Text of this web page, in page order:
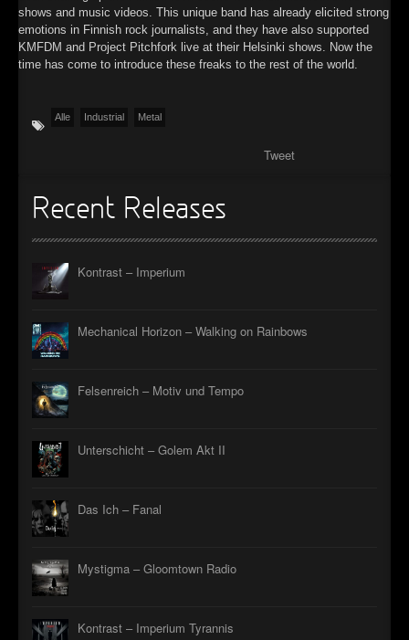
shows and music videos. This unique band has already elicited strong
emotions in Finnish rock journalists, and they have also supported
KMFDM and Project Pitchfork live at their Helsinki shows. Now the
time has come to introduce these freaks to the rest of the world.
Alle Industrial Metal
Tweet
Recent Releases
Kontrast – Imperium
Mechanical Horizon – Walking on Rainbows
Felsenreich – Motiv und Tempo
Unterschicht – Golem Akt II
Das Ich – Fanal
Mystigma – Gloomtown Radio
Kontrast – Imperium Tyrannis